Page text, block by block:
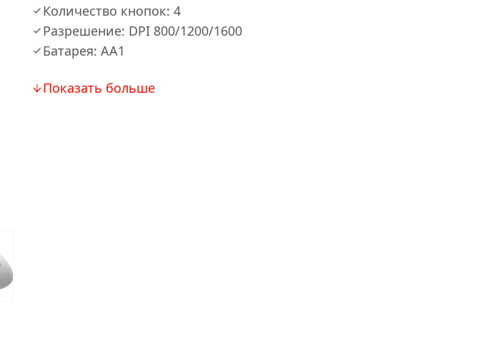
Количество кнопок: 4
Разрешение: DPI 800/1200/1600
Батарея: AA1
Показать больше